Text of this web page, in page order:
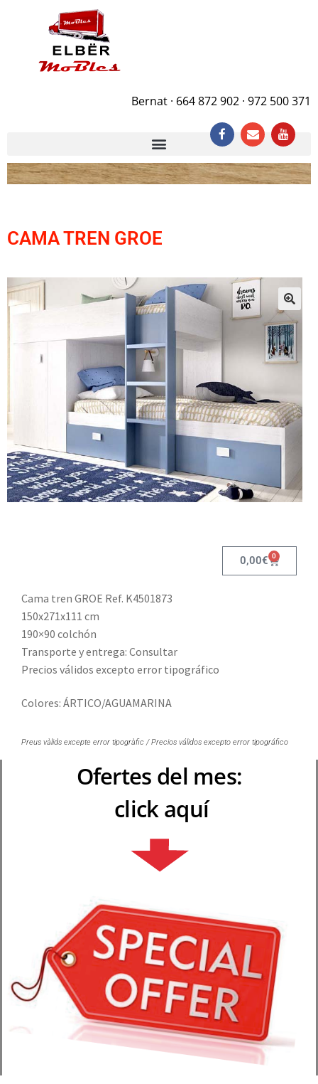
Bernat · 664 872 902 · 972 500 371
CAMA TREN GROE
0,00€ 0
Cama tren GROE Ref. K4501873
150x271x111 cm
190×90 colchón
Transporte y entrega: Consultar
Precios válidos excepto error tipográfico
Colores: ÁRTICO/AGUAMARINA
Preus vàlids excepte error tipogràfic / Precios válidos excepto error tipográfico
Ofertes del mes:
click aquí